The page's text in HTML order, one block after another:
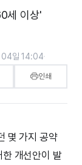
세 이상'
04일 14:04·
인쇄
몇 가지 공약
개선안이 발